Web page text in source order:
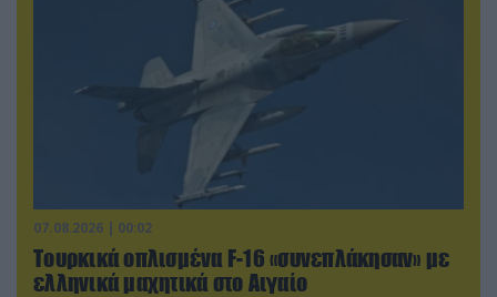
07.08.2026 | 00:02
Τουρκικά οπλισμένα F-16 «συνεπλάκησαν» με
ελληνικά μαχητικά στο Αιγαίο